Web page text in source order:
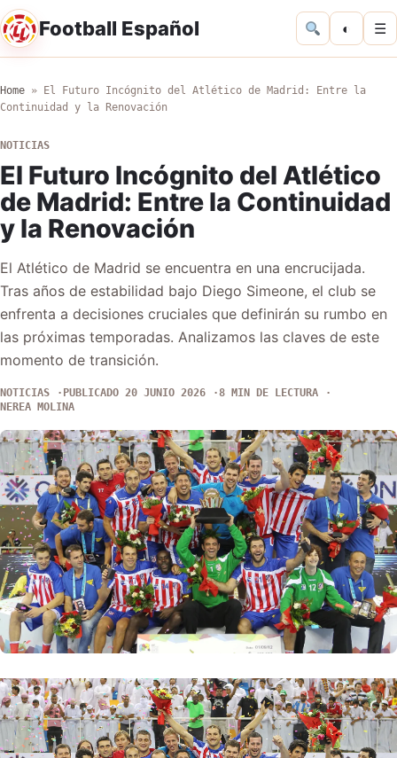
Football Español ◐ ☰
Home »
El Futuro Incógnito del Atlético de Madrid: Entre la
Continuidad y la Renovación
NOTICIAS
El Futuro Incógnito del Atlético
de Madrid: Entre la Continuidad
y la Renovación
El Atlético de Madrid se encuentra en una encrucijada.
Tras años de estabilidad bajo Diego Simeone, el club se
enfrenta a decisiones cruciales que definirán su rumbo en
las próximas temporadas. Analizamos las claves de este
momento de transición.
NOTICIAS PUBLICADO 20 JUNIO 2026
8 MIN DE LECTURA
NEREA MOLINA